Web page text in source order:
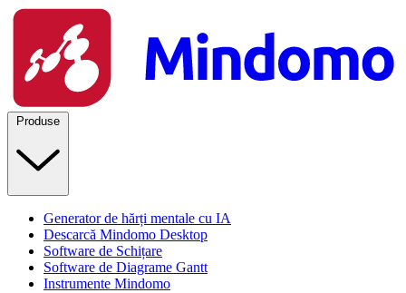
Produse
Generator de hărți mentale cu IA
Descarcă Mindomo Desktop
Software de Schițare
Software de Diagrame Gantt
Instrumente Mindomo